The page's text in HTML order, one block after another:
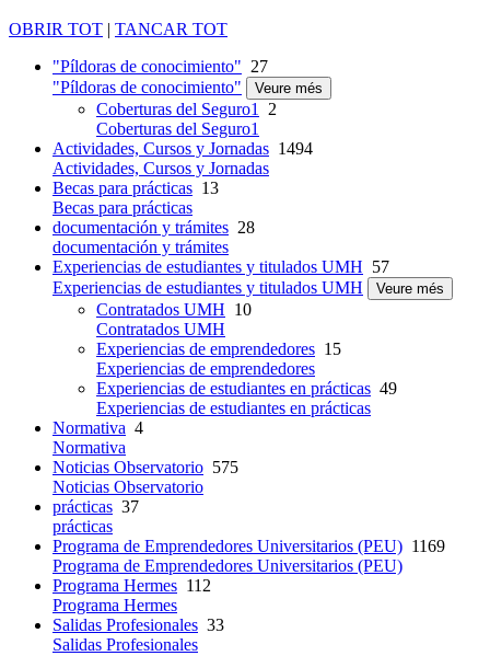
OBRIR TOT | TANCAR TOT
"Píldoras de conocimiento" 27
"Píldoras de conocimiento"
Veure més
Coberturas del Seguro1
2
Coberturas del Seguro1
Actividades, Cursos y Jornadas 1494
Actividades, Cursos y Jornadas
Becas para prácticas 13
Becas para prácticas
documentación y trámites 28
documentación y trámites
Experiencias de estudiantes y titulados UMH 57
Experiencias de estudiantes y titulados UMH
Veure més
Contratados UMH 10
Contratados UMH
Experiencias de emprendedores 15
Experiencias de emprendedores
Experiencias de estudiantes en prácticas 49
Experiencias de estudiantes en prácticas
Normativa 4
Normativa
Noticias Observatorio 575
Noticias Observatorio
prácticas 37
prácticas
Programa de Emprendedores Universitarios (PEU) 1169
Programa de Emprendedores Universitarios (PEU)
Programa Hermes 112
Programa Hermes
Salidas Profesionales 33
Salidas Profesionales